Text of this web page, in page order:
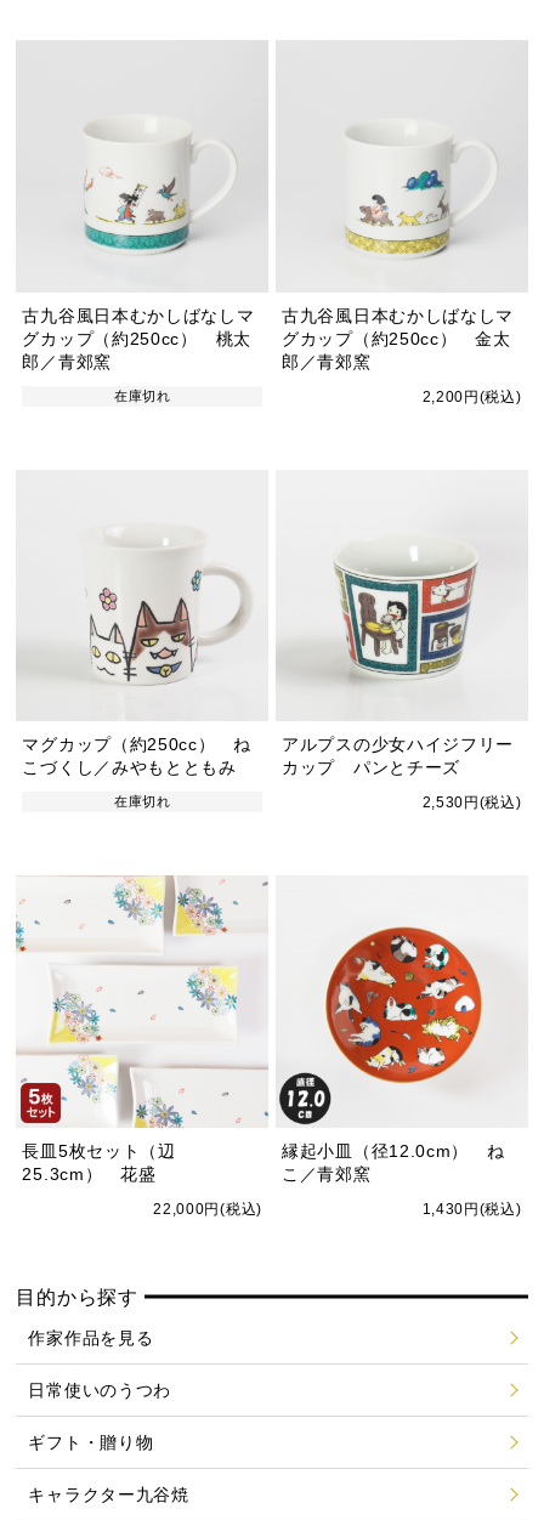
古九谷風日本むかしばなしマ
グカップ（約250cc） 桃太
郎／青郊窯
在庫切れ
古九谷風日本むかしばなしマ
グカップ（約250cc） 金太
郎／青郊窯
2,200円(税込)
マグカップ（約250cc） ね
こづくし／みやもとともみ
在庫切れ
アルプスの少女ハイジフリー
カップ パンとチーズ
2,530円(税込)
長皿5枚セット（辺
25.3cm） 花盛
22,000円(税込)
縁起小皿（径12.0cm） ね
こ／青郊窯
1,430円(税込)
目的から探す
作家作品を見る
日常使いのうつわ
ギフト・贈り物
キャラクター九谷焼